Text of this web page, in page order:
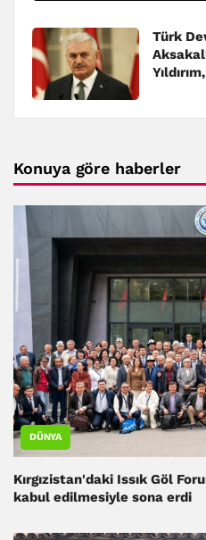
Türk
Konuya göre haberler
DÜNYA
Kırgızistan'daki Issık Göl
kabul edilmesiyle sona erdi